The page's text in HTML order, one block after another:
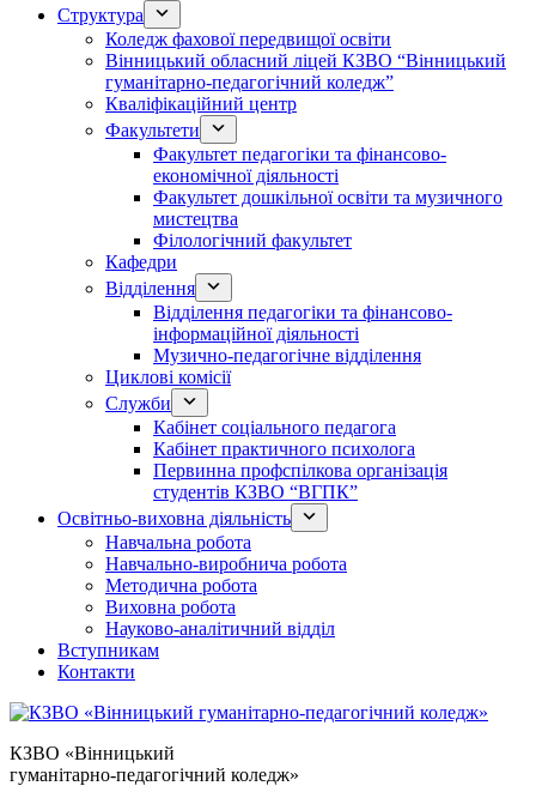
Структура
Коледж фахової передвищої освіти
Вінницький обласний ліцей КЗВО “Вінницький
гуманітарно-педагогічний коледж”
Кваліфікаційний центр
Факультети
Факультет педагогіки та фінансово-
економічної діяльності
Факультет дошкільної освіти та музичного
мистецтва
Філологічний факультет
Кафедри
Відділення
Відділення педагогіки та фінансово-
інформаційної діяльності
Музично-педагогічне відділення
Циклові комісії
Служби
Кабінет соціального педагога
Кабінет практичного психолога
Первинна профспілкова організація
студентів КЗВО “ВГПК”
Освітньо-виховна діяльність
Навчальна робота
Навчально-виробнича робота
Методична робота
Виховна робота
Науково-аналітичний відділ
Вступникам
Контакти
КЗВО «Вінницький
гуманітарно-педагогічний коледж»